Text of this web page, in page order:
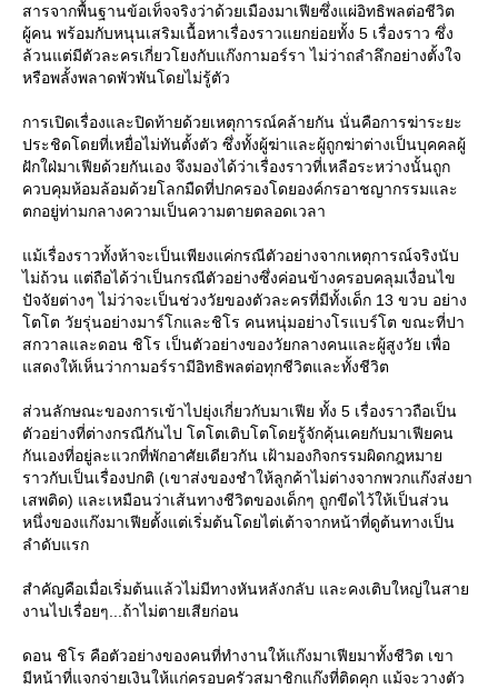
สารจากพื้นฐานข้อเท็จจริงว่าด้วยเมืองมาเฟียซึ่งแผ่อิทธิพลต่อชีวิต
ผู้คน พร้อมกับหนุนเสริมเนื้อหาเรื่องราวแยกย่อยทั้ง 5 เรื่องราว ซึ่ง
ล้วนแต่มีตัวละครเกี่ยวโยงกับแก๊งกามอร์รา ไม่ว่าถลำลึกอย่างตั้งใจ
หรือพลั้งพลาดพัวพันโดยไม่รู้ตัว
การเปิดเรื่องและปิดท้ายด้วยเหตุการณ์คล้ายกัน นั่นคือการฆ่าระยะ
ประชิดโดยที่เหยื่อไม่ทันตั้งตัว ซึ่งทั้งผู้ฆ่าและผู้ถูกฆ่าต่างเป็นบุคคลผู้
ฝักใฝ่มาเฟียด้วยกันเอง จึงมองได้ว่าเรื่องราวที่เหลือระหว่างนั้นถูก
ควบคุมห้อมล้อมด้วยโลกมืดที่ปกครองโดยองค์กรอาชญากรรมและ
ตกอยู่ท่ามกลางความเป็นความตายตลอดเวลา
ม้เรื่องราวทั้งห้าจะเป็นเพียงแค่กรณีตัวอย่างจากเหตุการณ์จริงนับ
ไม่ถ้วน แต่ถือได้ว่าเป็นกรณีตัวอย่างซึ่งค่อนข้างครอบคลุมเงื่อนไข
ปัจจัยต่างๆ ไม่ว่าจะเป็นช่วงวัยของตัวละครที่มีทั้งเด็ก 13 ขวบ อย่าง
ตโต วัยรุ่นอย่างมาร์โกและชิโร คนหนุ่มอย่างโรแบร์โต ขณะที่ปา
สกวาลและดอน ชิโร เป็นตัวอย่างของวัยกลางคนและผู้สูงวัย เพื่อ
สดงให้เห็นว่ากามอร์รามีอิทธิพลต่อทุกชีวิตและทั้งชีวิต
ส่วนลักษณะของการเข้าไปยุ่งเกี่ยวกับมาเฟีย ทั้ง 5 เรื่องราวถือเป็น
ตัวอย่างที่ต่างกรณีกันไป โตโตเติบโตโดยรู้จักคุ้นเคยกับมาเฟียคน
กันเองที่อยู่ละแวกที่พักอาศัยเดียวกัน เฝ้ามองกิจกรรมผิดกฎหมา
ราวกับเป็นเรื่องปกติ (เขาส่งของชำให้ลูกค้าไม่ต่างจากพวกแก๊งส่งยา
เสพติด) และเหมือนว่าเส้นทางชีวิตของเด็กๆ ถูกขีดไว้ให้เป็นส่วน
หนึ่งของแก๊งมาเฟียตั้งแต่เริ่มต้นโดยไต่เต้าจากหน้าที่ดูต้นทางเป็น
ลำดับแรก
สำคัญคือเมื่อเริ่มต้นแล้วไม่มีทางหันหลังกลับ และคงเติบใหญ่ในสา
งานไปเรื่อยๆ...ถ้าไม่ตายเสียก่อน
ดอน ชิโร คือตัวอย่างของคนที่ทำงานให้แก๊งมาเฟียมาทั้งชีวิต เขา
มีหน้าที่แจกจ่ายเงินให้แก่ครอบครัวสมาชิกแก๊งที่ติดคุก แม้จะวางตัว